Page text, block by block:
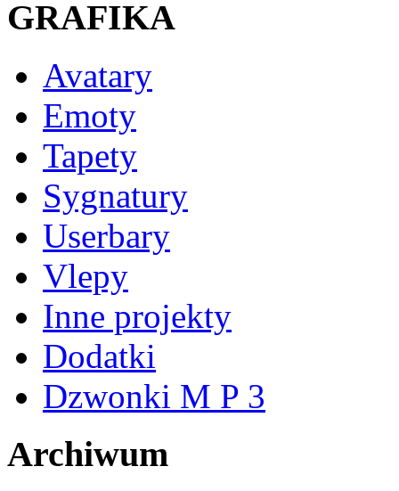
GRAFIKA
Avatary
Emoty
Tapety
Sygnatury
Userbary
Vlepy
Inne projekty
Dodatki
Dzwonki M P 3
Archiwum